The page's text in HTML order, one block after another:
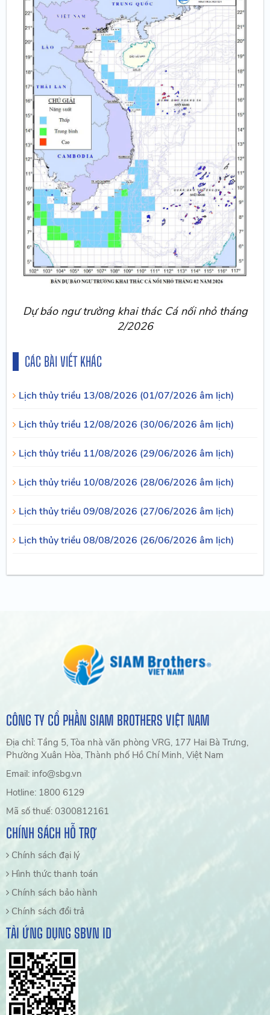
Dự báo ngư trường khai thác Cá nối nhỏ tháng
2/2026
CÁC BÀI VIẾT KHÁC
Lịch thủy triều 13/08/2026 (01/07/2026 âm lịch)
Lịch thủy triều 12/08/2026 (30/06/2026 âm lịch)
Lịch thủy triều 11/08/2026 (29/06/2026 âm lịch)
Lịch thủy triều 10/08/2026 (28/06/2026 âm lịch)
Lịch thủy triều 09/08/2026 (27/06/2026 âm lịch)
Lịch thủy triều 08/08/2026 (26/06/2026 âm lịch)
CÔNG TY CỔ PHẦN SIAM BROTHERS VIỆT NAM
Địa chỉ: Tầng 5, Tòa nhà văn phòng VRG, 177 Hai Bà Trưng,
Phường Xuân Hòa, Thành phố Hồ Chí Minh, Việt Nam
Email: info@sbg.vn
Hotline: 1800 6129
Mã số thuế: 0300812161
CHÍNH SÁCH HỖ TRỢ
Chính sách đại lý
Hình thức thanh toán
Chính sách bảo hành
Chính sách đổi trả
TẢI ỨNG DỤNG SBVN ID